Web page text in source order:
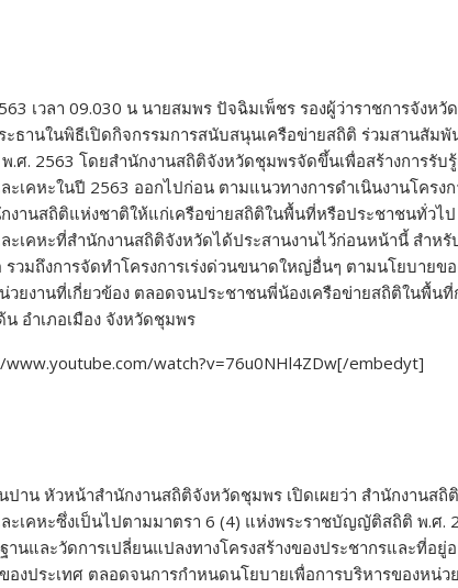
เวลา 09.030 น นายสมพร ปัจฉิมเพ็ชร รองผู้ว่าราชการจังห
ะธานในพิธีเปิดกิจกรรมการสนับสนุนเครือข่ายสถิติ ร่วมสานสัม
.ศ. 2563 โดยสำนักงานสถิติจังหวัดชุมพรจัดขึ้นเพื่อสร้างการรับ
ะเคหะในปี 2563 ออกไปก่อน ตามแนวทางการดำเนินงานโครง
งานสถิติแห่งชาติให้แก่เครือข่ายสถิติในพื้นที่หรือประชาชนทั่วไป
ะเคหะที่สำนักงานสถิติจังหวัดได้ประสานงานไว้ก่อนหน้านี้ สำห
วมถึงการจัดทำโครงการเร่งด่วนขนาดใหญ่อื่นๆ ตามนโยบายข
วยงานที่เกี่ยวข้อง ตลอดจนประชาชนพี่น้องเครือข่ายสถิติในพื้น
อำเภอเมือง จังหวัดชุมพร
watch?v=76u0NHl4ZDw[/embedyt]
ปาน หัวหน้าสำนักงานสถิติจังหวัดชุมพร เปิดเผยว่า สำนักงานส
ะเคหะซึ่งเป็นไปตามมาตรา 6 (4) แห่งพระราชบัญญัติสถิติ พ.ศ.
านและวัดการเปลี่ยนแปลงทางโครงสร้างของประชากรและที่อ
องประเทศ ตลอดจนการกำหนดนโยบายเพื่อการบริหารของหน่ว